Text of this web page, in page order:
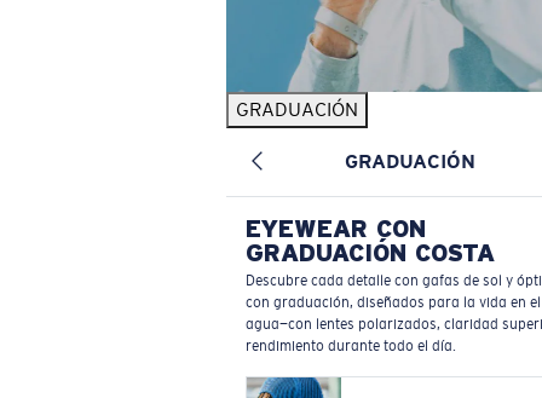
GRADUACIÓN
GRADUACIÓN
EYEWEAR CON
GRADUACIÓN COSTA
Descubre cada detalle con gafas de sol y
con graduación, diseñados para la vida en el
agua—con lentes polarizados, claridad
rendimiento durante todo el día.